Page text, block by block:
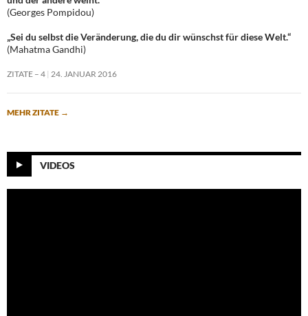
(Georges Pompidou)
„Sei du selbst die Veränderung, die du dir wünschst für diese Welt.“
(Mahatma Gandhi)
ZITATE – 4 24. JANUAR 2016
MEHR ZITATE →
VIDEOS